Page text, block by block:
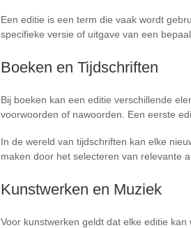
Een editie is een term die vaak wordt
specifieke versie of uitgave van een
Boeken en Tijdschriften
Bij boeken kan een editie verschillende
voorwoorden of nawoorden. Een eerste
In de wereld van tijdschriften kan elke
maken door het selecteren van relevante
Kunstwerken en Muziek
Voor kunstwerken geldt dat elke editie